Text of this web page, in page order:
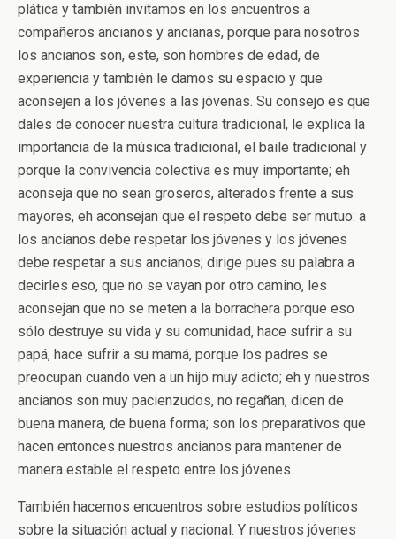
plática y también invitamos en los encuentros a
compañeros ancianos y ancianas, porque para nosotros
los ancianos son, este, son hombres de edad, de
experiencia y también le damos su espacio y que
aconsejen a los jóvenes a las jóvenas. Su consejo es que
dales de conocer nuestra cultura tradicional, le explica la
importancia de la música tradicional, el baile tradicional y
porque la convivencia colectiva es muy importante; eh
aconseja que no sean groseros, alterados frente a sus
mayores, eh aconsejan que el respeto debe ser mutuo: a
los ancianos debe respetar los jóvenes y los jóvenes
debe respetar a sus ancianos; dirige pues su palabra a
decirles eso, que no se vayan por otro camino, les
aconsejan que no se meten a la borrachera porque eso
sólo destruye su vida y su comunidad, hace sufrir a su
papá, hace sufrir a su mamá, porque los padres se
preocupan cuando ven a un hijo muy adicto; eh y nuestros
ancianos son muy pacienzudos, no regañan, dicen de
buena manera, de buena forma; son los preparativos que
hacen entonces nuestros ancianos para mantener de
manera estable el respeto entre los jóvenes.
También hacemos encuentros sobre estudios políticos
sobre la situación actual y nacional. Y nuestros jóvenes